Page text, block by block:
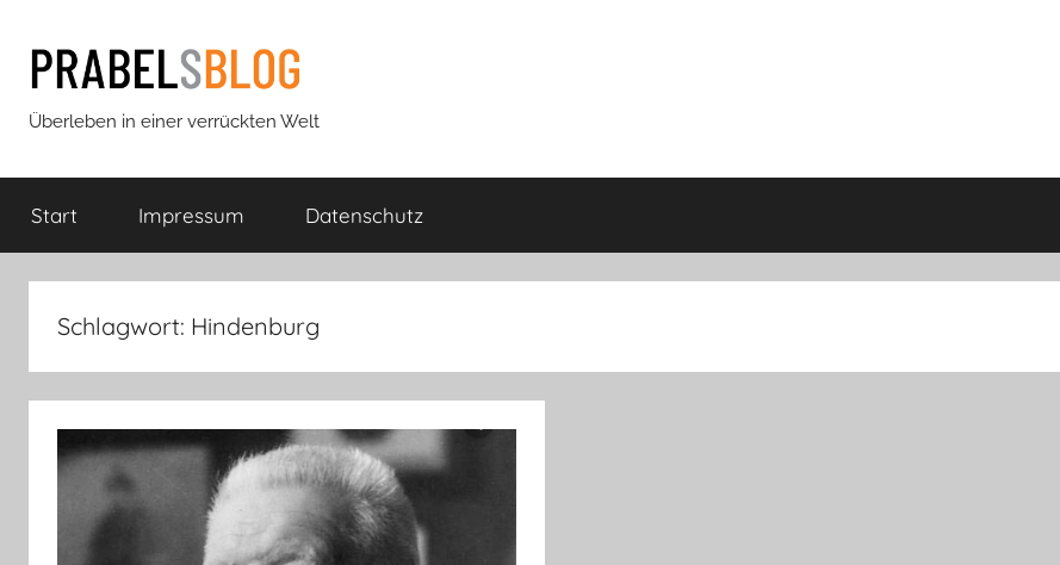
Inhalt
springen
Prabels
Blog
Überleben in einer verrückten Welt
Start Impressum Datenschutz
Schlagwort: Hindenburg